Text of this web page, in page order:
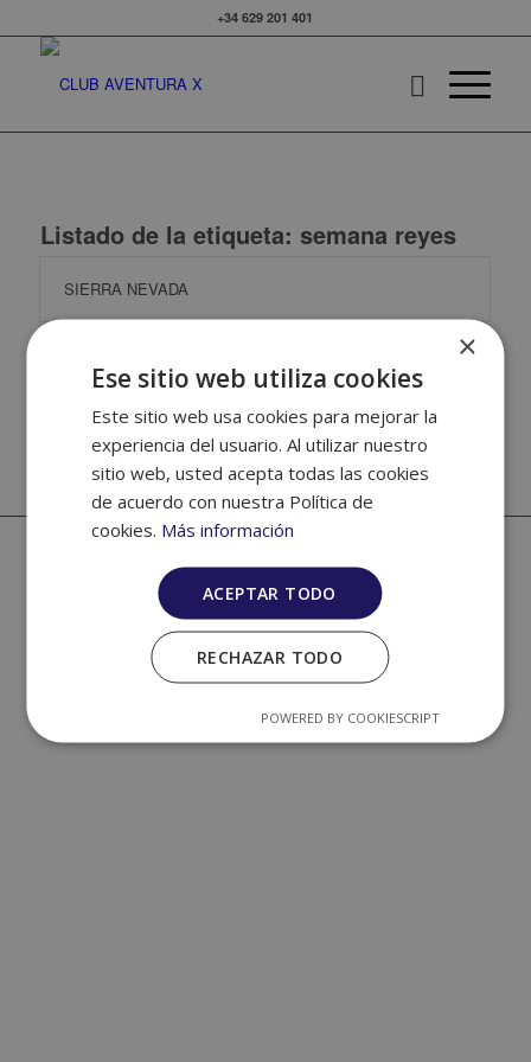
+34 629 201 401
Listado de la etiqueta: semana reyes
SIERRA NEVADA
SAINT-LARY-SOULAN (Semana de Reyes)
×
Ese sitio web utiliza cookies
Este sitio web usa cookies para mejorar la
experiencia del usuario. Al utilizar nuestro
sitio web, usted acepta todas las cookies
de acuerdo con nuestra Política de
cookies. Más información
ACEPTAR TODO
RECHAZAR TODO
POWERED BY COOKIESCRIPT